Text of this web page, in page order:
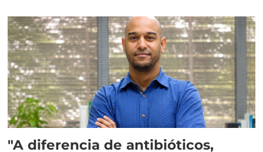
"A diferencia de antibióticos,